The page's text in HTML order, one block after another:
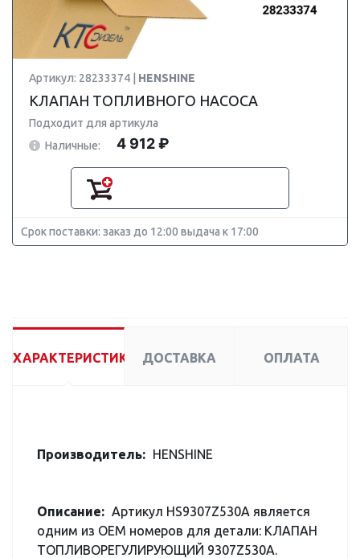
Артикул: 28233374 | HENSHINE
КЛАПАН ТОПЛИВНОГО НАСОСА
Подходит для артикула
Наличные:
4 912 ₽
Срок поставки: заказ до 12:00 выдача к 17:00
ХАРАКТЕРИСТИКИ ДОСТАВКА ОПЛАТА
Производитель: HENSHINE
Описание: Артикул HS9307Z530A является
одним из OEM номеров для детали: КЛАПАН
ТОПЛИВОРЕГУЛИРУЮЩИЙ 9307Z530A.